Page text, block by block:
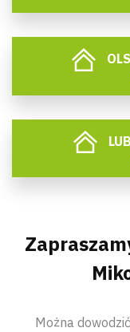
Można